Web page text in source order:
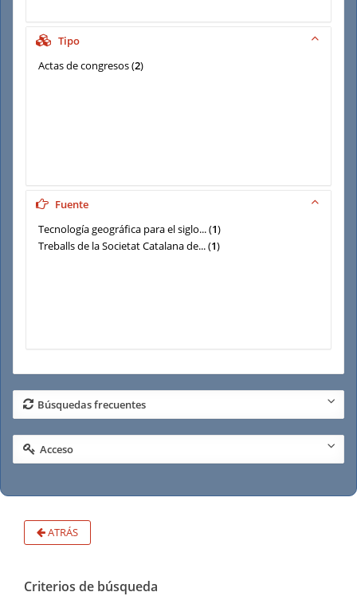
Tipo
Actas de congresos(2)
Fuente
Tecnología geográfica para el siglo...(1)
Treballs de la Societat Catalana de...(1)
Búsquedas frecuentes
Acceso
ATRÁS
Criterios de búsqueda